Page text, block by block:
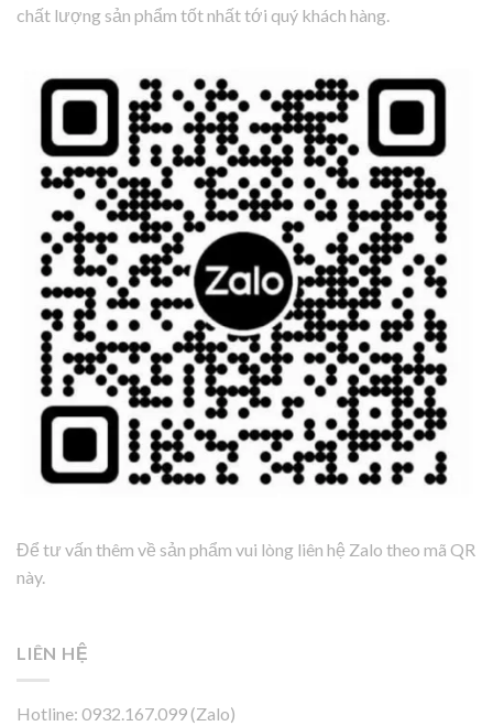
chất lượng sản phẩm tốt nhất tới quý khách hàng.
Để tư vấn thêm về sản phẩm vui lòng liên hệ Zalo theo mã QR
này.
LIÊN HỆ
Hotline: 0932.167.099 (Zalo)